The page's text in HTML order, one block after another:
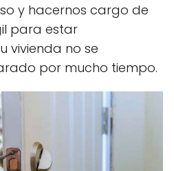
y hacernos cargo de
para estar
vivienda no se
por mucho tiempo.